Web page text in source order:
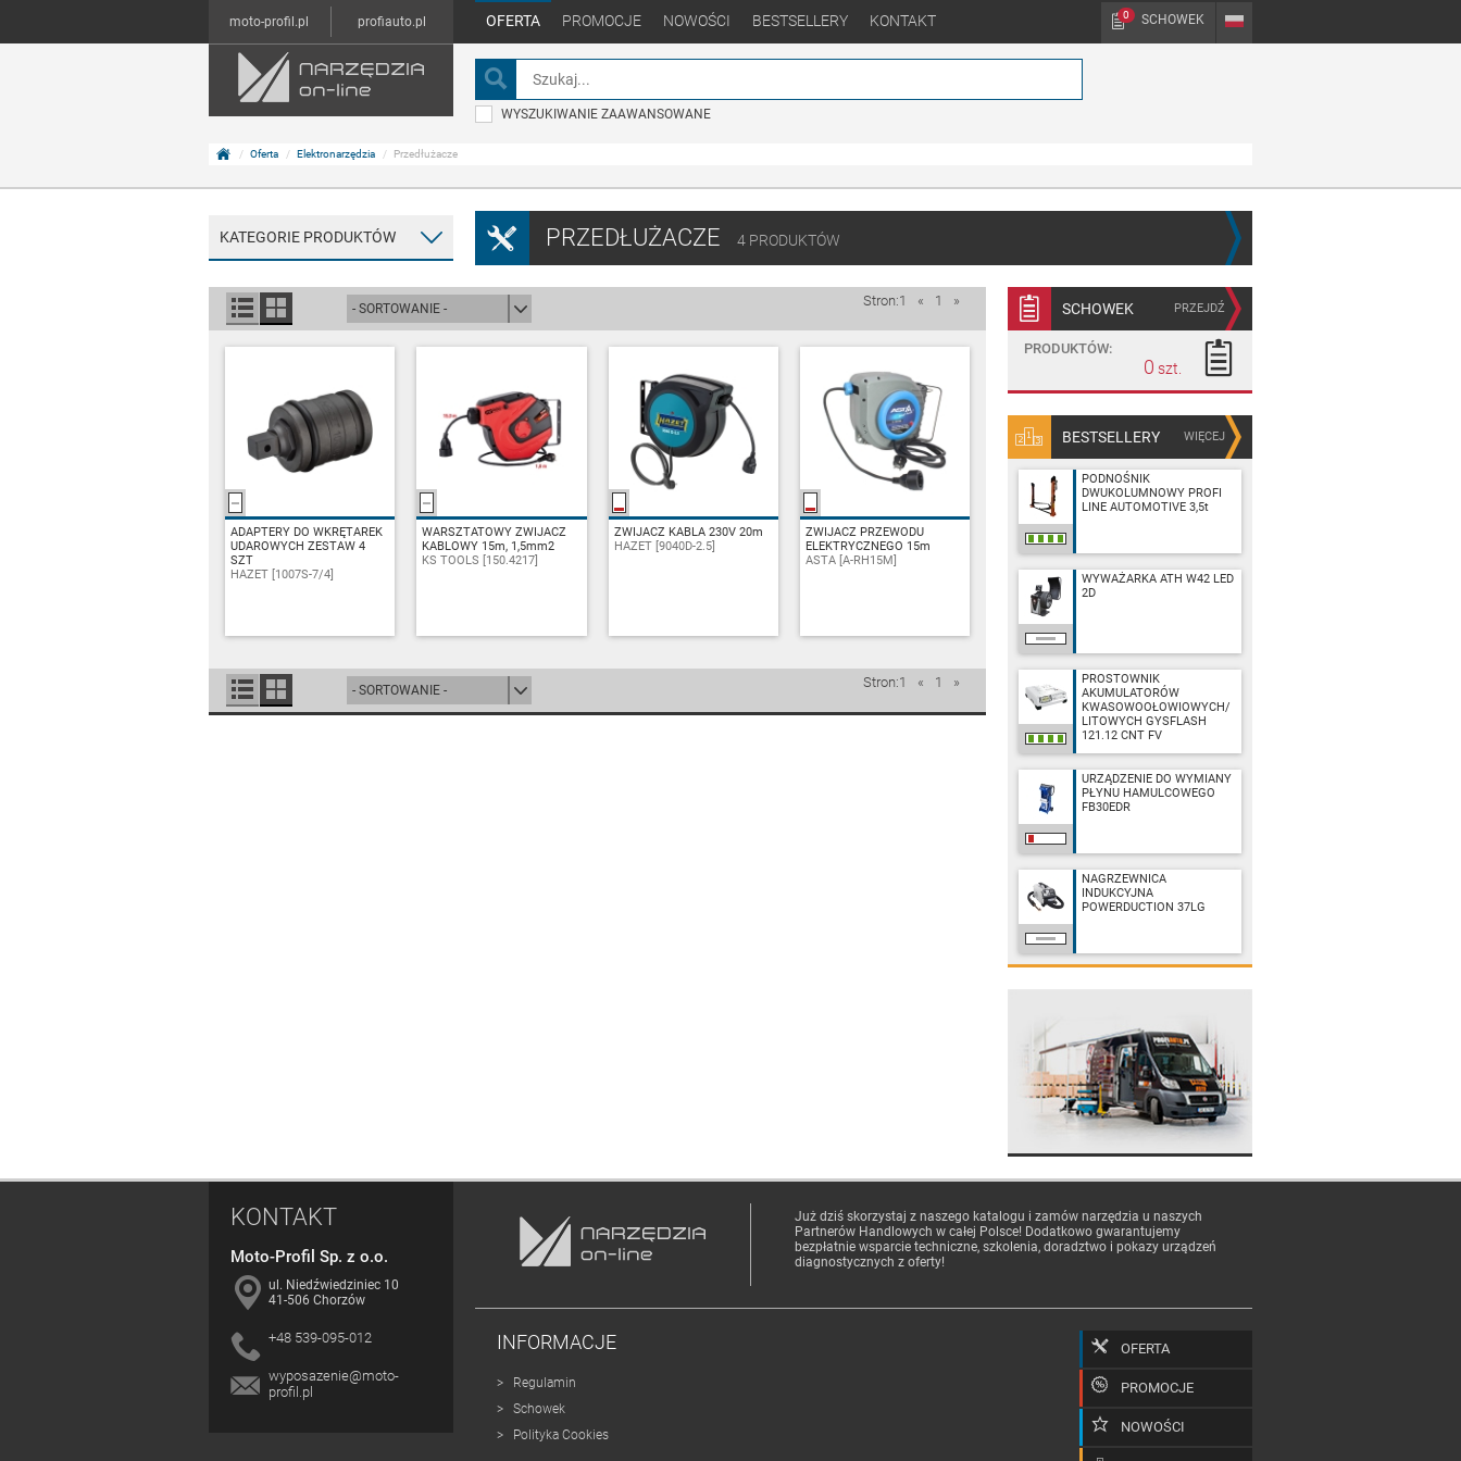
moto-profil.pl profiauto.pl OFERTA PROMOCJE NOWOŚCI BESTSELLERY KONTAKT 0 SCHOWEK
WYSZUKIWANIE ZAAWANSOWANE
Oferta Elektronarzędzia Przedłużacze
KATEGORIE PRODUKTÓW PRZEDŁUŻACZE 4 PRODUKTÓW
Stron:1 « 1 »
ZAPYTAJ
ADAPTERY DO WKRĘTAREK
UDAROWYCH ZESTAW 4
SZT
HAZET [1007S-7/4]
ZAPYTAJ
WARSZTATOWY ZWIJACZ
KABLOWY 15m, 1,5mm2
KS TOOLS [150.4217]
ZAPYTAJ
ZWIJACZ KABLA 230V 20m
HAZET [9040D-2.5]
ZAPYTAJ
ZWIJACZ PRZEWODU
ELEKTRYCZNEGO 15m
ASTA [A-RH15M]
Stron:1 « 1 »
SCHOWEK PRZEJDŹ
PRODUKTÓW:
0
BESTSELLERY WIĘCEJ
PODNOŚNIK
DWUKOLUMNOWY PROFI
LINE AUTOMOTIVE 3,5t
WYWAŻARKA ATH W42 LED
2D
PROSTOWNIK
AKUMULATORÓW
KWASOWOOŁOWIOWYCH/
LITOWYCH GYSFLASH
121.12 CNT FV
URZĄDZENIE DO WYMIANY
PŁYNU HAMULCOWEGO
FB30EDR
NAGRZEWNICA
INDUKCYJNA
POWERDUCTION 37LG
KONTAKT
Moto-Profil Sp. z o.o.
ul. Niedźwiedziniec 10
41-506 Chorzów
+48 539-095-012
wyposazenie@moto-
profil.pl
Już dziś skorzystaj z naszego katalogu i zamów narzędzia u naszych
Partnerów Handlowych w całej Polsce! Dodatkowo gwarantujemy
bezpłatnie wsparcie techniczne, szkolenia, doradztwo i pokazy urządzeń
diagnostycznych z oferty!
INFORMACJE
Regulamin
Schowek
Polityka Cookies
OFERTA
PROMOCJE
NOWOŚCI